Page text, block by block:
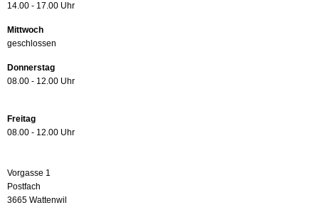
14.00 - 17.00 Uhr
Mittwoch
geschlossen
Donnerstag
08.00 - 12.00 Uhr
Freitag
08.00 - 12.00 Uhr
Vorgasse 1
Postfach
3665 Wattenwil